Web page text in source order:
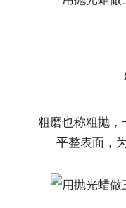
粗磨也称粗抛
平整表面，